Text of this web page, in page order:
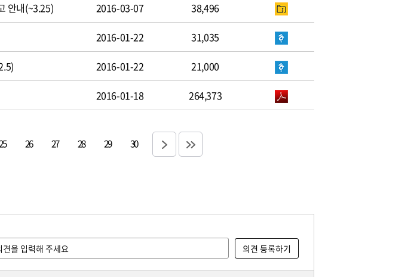
안내(~3.25) 2016-03-07 38,496
2016-01-22 31,035
2016-01-22 21,000
2016-01-18 264,373
26 27 28 29 30